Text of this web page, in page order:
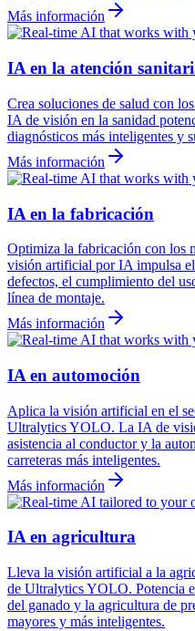
Más información
IA en la atención
Crea soluciones de salud con
IA de visión en la sanidad
diagnósticos más inteligentes y
Más información
IA en la fabricación
Optimiza la fabricación con los
visión artificial por IA impulsa
defectos, el cumplimiento del
línea de montaje.
Más información
IA en automoción
Aplica la visión artificial en el
Ultralytics YOLO. La IA de
asistencia al conductor y la
carreteras más inteligentes.
Más información
IA en agricultura
Lleva la visión artificial a la
de Ultralytics YOLO. Potencia
del ganado y la agricultura de
mayores y más inteligentes.